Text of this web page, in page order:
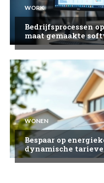
WORK
Bedrijfsprocessen
maat gemaakte
WONEN
Bespaar op
dynamische